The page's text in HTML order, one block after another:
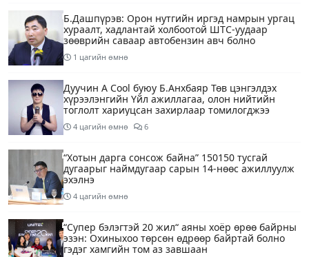
Б.Дашпүрэв: Орон нутгийн иргэд намрын ургац
хураалт, хадлантай холбоотой ШТС-уудаар
зөөврийн саваар автобензин авч болно
1 цагийн өмнө
Дуучин A Cool буюу Б.Анхбаяр Төв цэнгэлдэх
хүрээлэнгийн Үйл ажиллагаа, олон нийтийн
тоглолт хариуцсан захирлаар томилогджээ
4 цагийн өмнө 6
“Хотын дарга сонсож байна” 150150 тусгай
дугаарыг наймдугаар сарын 14-нөөс ажиллуулж
эхэлнэ
4 цагийн өмнө
“Супер бэлэгтэй 20 жил“ аяны хоёр өрөө байрны
эзэн: Охиныхоо төрсөн өдрөөр байртай болно
гэдэг хамгийн том аз завшаан